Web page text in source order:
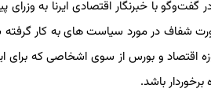
با خبرنگار اقتصادی ایرنا به
شفاف در مورد سیاست های به کار
اقتصاد و بورس از سوی اشخاصی که برای
باشد.